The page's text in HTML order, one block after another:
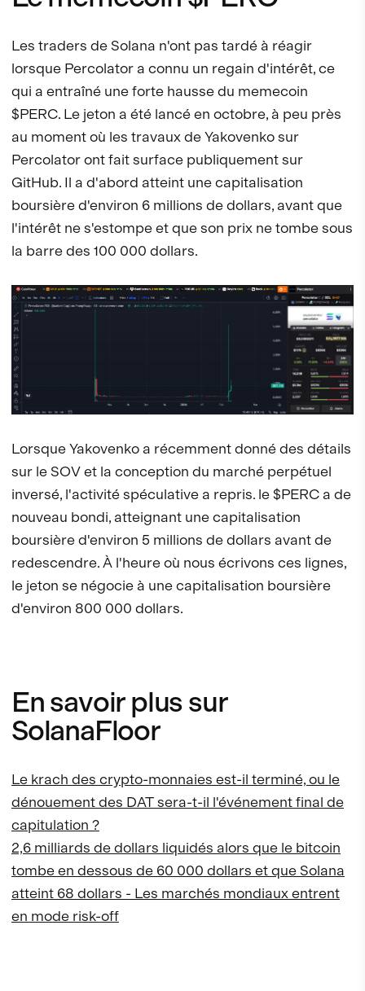
Les traders de Solana n'ont pas tardé à réagir
lorsque Percolator a connu un regain d'intérêt, ce
qui a entraîné une forte hausse du memecoin
$PERC. Le jeton a été lancé en octobre, à peu près
au moment où les travaux de Yakovenko sur
Percolator ont fait surface publiquement sur
GitHub. Il a d'abord atteint une capitalisation
boursière d'environ 6 millions de dollars, avant que
l'intérêt ne s'estompe et que son prix ne tombe sous
la barre des 100 000 dollars.
Lorsque Yakovenko a récemment donné des détails
sur le SOV et la conception du marché perpétuel
inversé, l'activité spéculative a repris. le $PERC a de
nouveau bondi, atteignant une capitalisation
boursière d'environ 5 millions de dollars avant de
redescendre. À l'heure où nous écrivons ces lignes,
le jeton se négocie à une capitalisation boursière
d'environ 800 000 dollars.
En savoir plus sur
SolanaFloor
Le krach des crypto-monnaies est-il terminé, ou le
dénouement des DAT sera-t-il l'événement final de
capitulation ?
2,6 milliards de dollars liquidés alors que le bitcoin
tombe en dessous de 60 000 dollars et que Solana
atteint 68 dollars - Les marchés mondiaux entrent
en mode risk-off